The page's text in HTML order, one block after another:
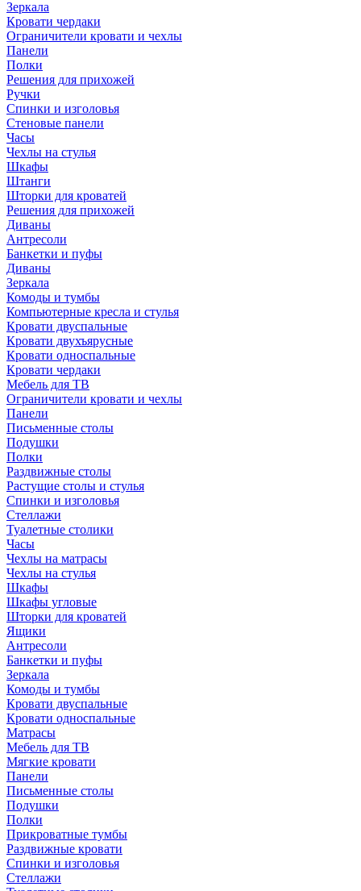
Зеркала
Кровати чердаки
Ограничители кровати и чехлы
Панели
Полки
Решения для прихожей
Ручки
Спинки и изголовья
Стеновые панели
Часы
Чехлы на стулья
Шкафы
Штанги
Шторки для кроватей
Решения для прихожей
Диваны
Антресоли
Банкетки и пуфы
Диваны
Зеркала
Комоды и тумбы
Компьютерные кресла и стулья
Кровати двуспальные
Кровати двухъярусные
Кровати односпальные
Кровати чердаки
Мебель для ТВ
Ограничители кровати и чехлы
Панели
Письменные столы
Подушки
Полки
Раздвижные столы
Растущие столы и стулья
Спинки и изголовья
Стеллажи
Туалетные столики
Часы
Чехлы на матрасы
Чехлы на стулья
Шкафы
Шкафы угловые
Шторки для кроватей
Ящики
Антресоли
Банкетки и пуфы
Зеркала
Комоды и тумбы
Кровати двуспальные
Кровати односпальные
Матрасы
Мебель для ТВ
Мягкие кровати
Панели
Письменные столы
Подушки
Полки
Прикроватные тумбы
Раздвижные кровати
Спинки и изголовья
Стеллажи